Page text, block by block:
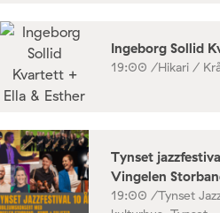
Ingeborg Sollid
19:00 /Hikari /
Tynset
Vingelen
19:00 /Tynset